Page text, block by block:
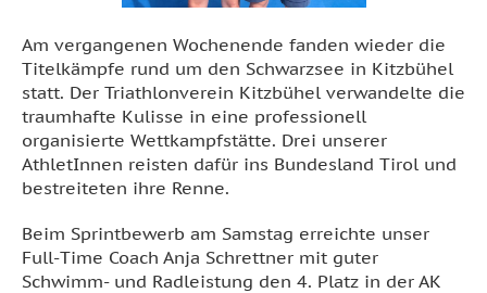
Am vergangenen Wochenende fanden wieder die
Titelkämpfe rund um den Schwarzsee in Kitzbühel
statt. Der Triathlonverein Kitzbühel verwandelte die
traumhafte Kulisse in eine professionell
organisierte Wettkampfstätte. Drei unserer
AthletInnen reisten dafür ins Bundesland Tirol und
bestreiteten ihre Renne.
Beim Sprintbewerb am Samstag erreichte unser
Full-Time Coach Anja Schrettner mit guter
Schwimm- und Radleistung den 4. Platz in der AK